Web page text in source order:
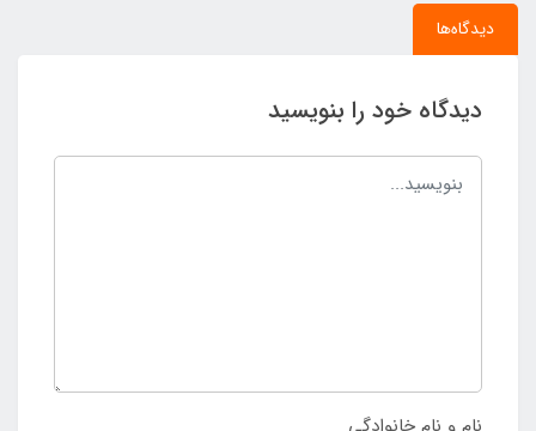
دیدگاه‌ها
دیدگاه خود را بنویسید